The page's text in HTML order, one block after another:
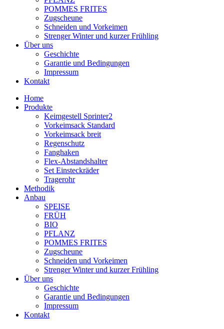
POMMES FRITES
Zugscheune
Schneiden und Vorkeimen
Strenger Winter und kurzer Frühling
Über uns
Geschichte
Garantie und Bedingungen
Impressum
Kontakt
Home
Produkte
Keimgestell Sprinter2
Vorkeimsack Standard
Vorkeimsack breit
Regenschutz
Fanghaken
Flex-Abstandshalter
Set Einsteckräder
Tragerohr
Methodik
Anbau
SPEISE
FRÜH
BIO
PFLANZ
POMMES FRITES
Zugscheune
Schneiden und Vorkeimen
Strenger Winter und kurzer Frühling
Über uns
Geschichte
Garantie und Bedingungen
Impressum
Kontakt